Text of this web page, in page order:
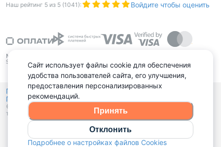
Наш рейтинг 5 из 5 (1041 ): Войдите чтобы оценить
Политика конфиденциальности,
Политика обработки файлов куки
© 2015 - 2026, Domovita.by. Копирование материалов допускается
только при наличии активной ссылки.
Сайт использует файлы cookie для обеспечения
удобства пользователей сайта, его улучшения,
предоставления персонализированных
рекомендаций.
Принять
Отклонить
Подробнее о настройках файлов Cookies